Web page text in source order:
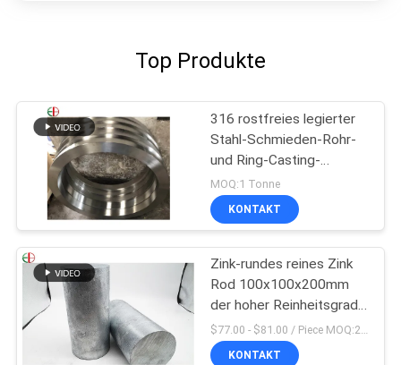
Top Produkte
316 rostfreies legierter
Stahl-Schmieden-Rohr-
und Ring-Casting-
Zentrifugen-Rohr
EB28028
MOQ:1 Tonne
KONTAKT
Zink-rundes reines Zink
Rod 100x100x200mm
der hoher Reinheitsgrad-
Zink-Stangen-99%
$77.00 - $81.00 / Piece MOQ:2 Sitze
KONTAKT